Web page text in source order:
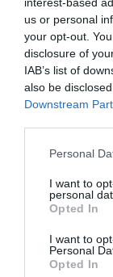
us or personal
your opt-out.
disclosure of
IAB’s list of
also be
Downstream
Personal
I want to
personal
Opted In
I want to
Personal
Opted In
bankok, és